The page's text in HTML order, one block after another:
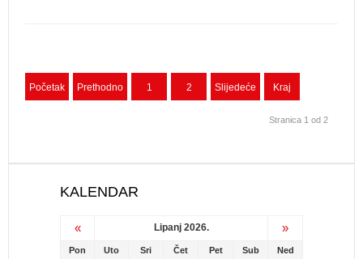
Početak Prethodno 1 2 Slijedeće Kraj
Stranica 1 od 2
KALENDAR
« Lipanj 2026. »
Pon Uto Sri Čet Pet Sub Ned